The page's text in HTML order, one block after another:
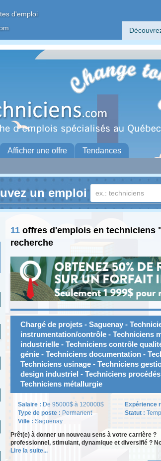
d'emploi
Afficher une offre Tendances
un emploi
11 offres d'emplois en techniciens
recherche
Chargé de projets - Saguenay -
instrumentation/contrôle - Techniciens
industrielle - Techniciens contrôle
génie - Techniciens documentation -
Techniciens usinage - Techniciens
design industriel - Techniciens
Techniciens métallurgie
Salaire : De 95000$ à 120000$
Type de poste : Permanent
Ville : Saguenay
Expérience
Statut :
Prêt(e) à donner un nouveau sens à votre carrière
professionnel, stimulant, dynamique et diversifié ?
Lire la suite...